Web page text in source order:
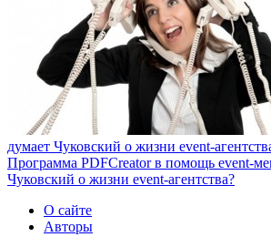
думает Чуковский о жизни event-
Программа PDFCreator в помощь event-
Чуковский о жизни event-агентства?
О сайте
Авторы